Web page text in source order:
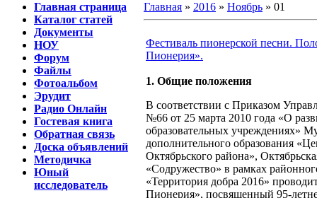
Главная страница
Каталог статей
Документы
НОУ
Форум
Файлы
Фотоальбом
Эрудит
Радио Онлайн
Гостевая книга
Обратная связь
Доска объявлений
Методичка
Юный
исследователь
Главная » 2016 » Ноябрь » 01
Фестиваль пионерской песни.
Пионерия».
1. Общие положения
В соответствии с Приказом
№66 от 25 марта 2010 года «О
образовательных учреждениях»
дополнительного образования
Октябрьского района»,
«Содружество» в рамках
«Территория добра 2016»
Пионерия», посвященный 95-